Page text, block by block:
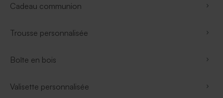
Cadeau communion
Trousse personnalisée
Boîte en bois
Valisette personnalisée